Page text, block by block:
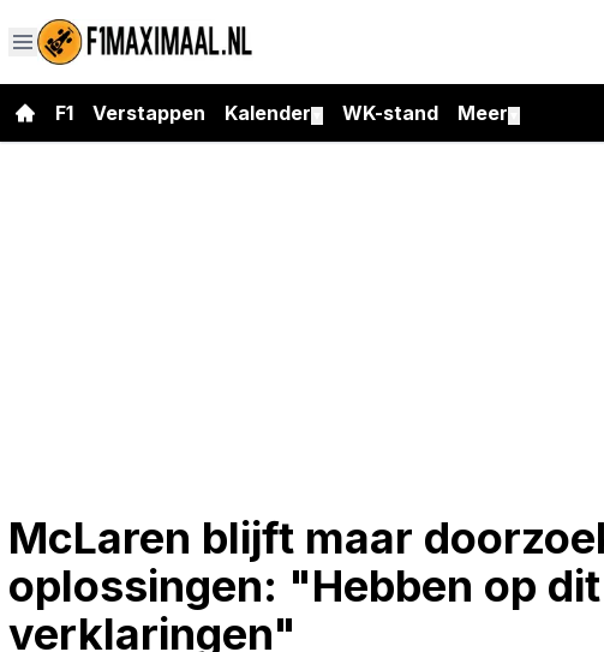
F1 Verstappen Kalender WK-stand Meer
McLaren blijft maar
oplossingen: "Hebben op
verklaringen"